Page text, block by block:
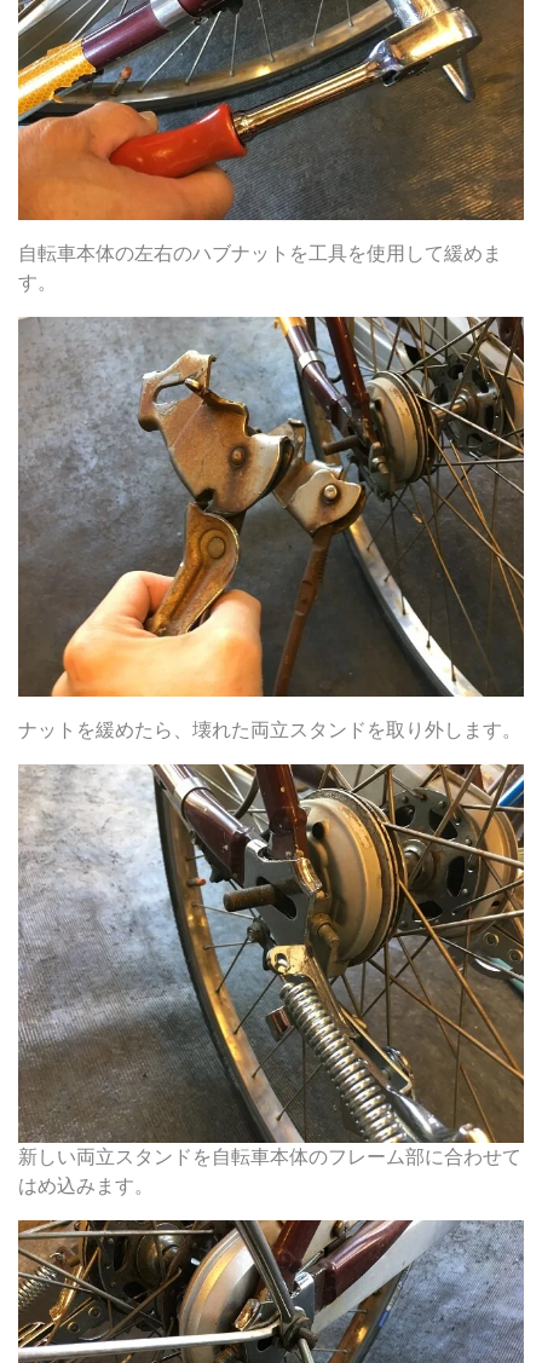
自転車本体の左右のハブナットを工具を使用して緩めま
す。
ナットを緩めたら、壊れた両立スタンドを取り外します。
新しい両立スタンドを自転車本体のフレーム部に合わせて
はめ込みます。